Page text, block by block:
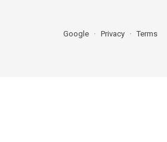
Google Privacy Terms